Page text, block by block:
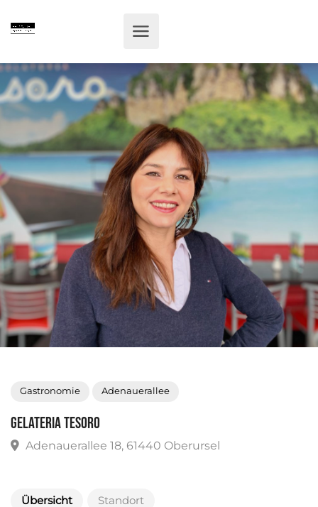
Gastronomie
Übersicht Standort